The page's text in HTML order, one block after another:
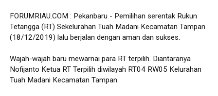
FORUMRIAU.COM : Pekanbaru - Pemilihan serentak Rukun
Tetangga (RT) Sekelurahan Tuah Madani Kecamatan Tampan
(18/12/2019) lalu berjalan dengan aman dan sukses.
Wajah-wajah baru mewarnai para RT terpilih. Diantaranya
Nofijanto Ketua RT Terpilih diwilayah RT04 RW05 Kelurahan
Tuah Madani Kecamatan Tampan.